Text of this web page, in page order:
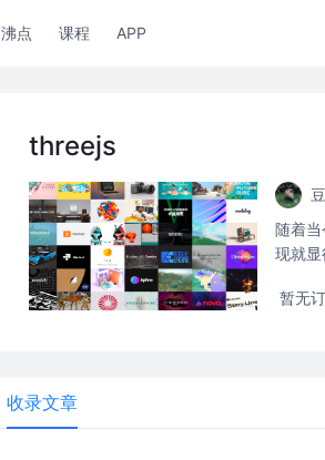
沸点 课程 APP
threejs
随着
现就显
暂无
收录文章